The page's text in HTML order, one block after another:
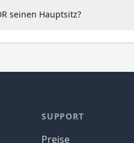
seinen Hauptsitz?
SUPPORT
Preise